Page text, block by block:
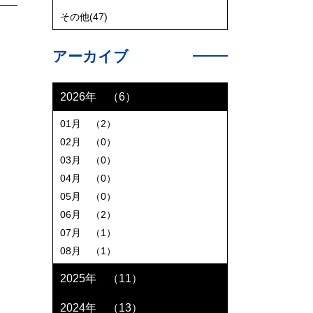
その他(47)
アーカイブ
2026年 （6）
01月 （2）
02月 （0）
03月 （0）
04月 （0）
05月 （0）
06月 （2）
07月 （1）
08月 （1）
2025年 （11）
2024年 （13）